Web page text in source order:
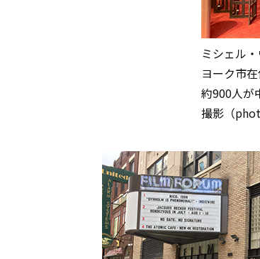
ミシェル
ヨーク市
約900人が
撮影（